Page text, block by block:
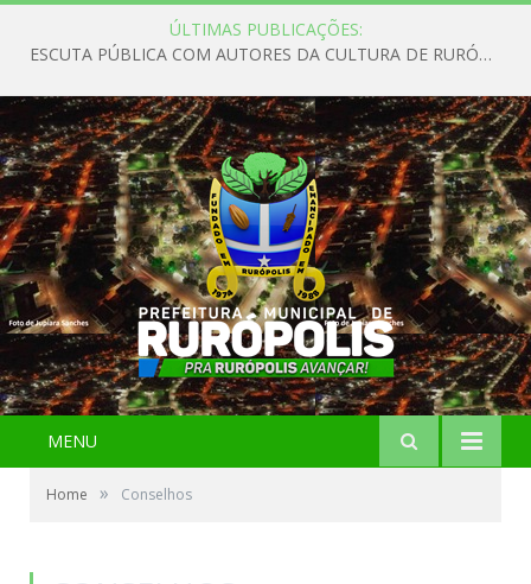
ÚLTIMAS PUBLICAÇÕES:
ESCUTA PÚBLICA COM AUTORES DA CULTURA DE RURÓPOLIS
MENU
Home » Conselhos